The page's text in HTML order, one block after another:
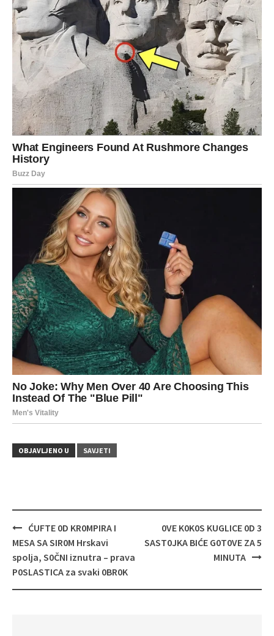
OBJAVLJENO U SAVJETI
Navigacija
objava
ĆUFTE 0D KR0MPIRA I
MESA SA SIR0M Hrskavi
spolja, S0ČNI iznutra – prava
P0SLASTICA za svaki 0BR0K
0VE K0K0S KUGLICE 0D 3
SAST0JKA BIĆE G0T0VE ZA 5
MINUTA